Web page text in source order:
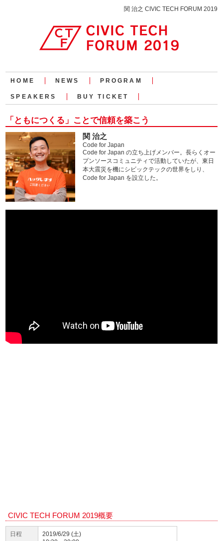
関 治之 CIVIC TECH FORUM 2019
HOME NEWS PROGRAM
SPEAKERS BUY TICKET
「ともにつくる」ことで信頼を築こう
関 治之
Code for Japan
Code for Japan の立ち上げメンバー。長らくオー
プンソースコミュニティで活動していたが、東日
本大震災を機にシビックテックの世界をしり、
Code for Japan を設立した。
CIVIC TECH FORUM 2019概要
日程
2019/6/29 (土)